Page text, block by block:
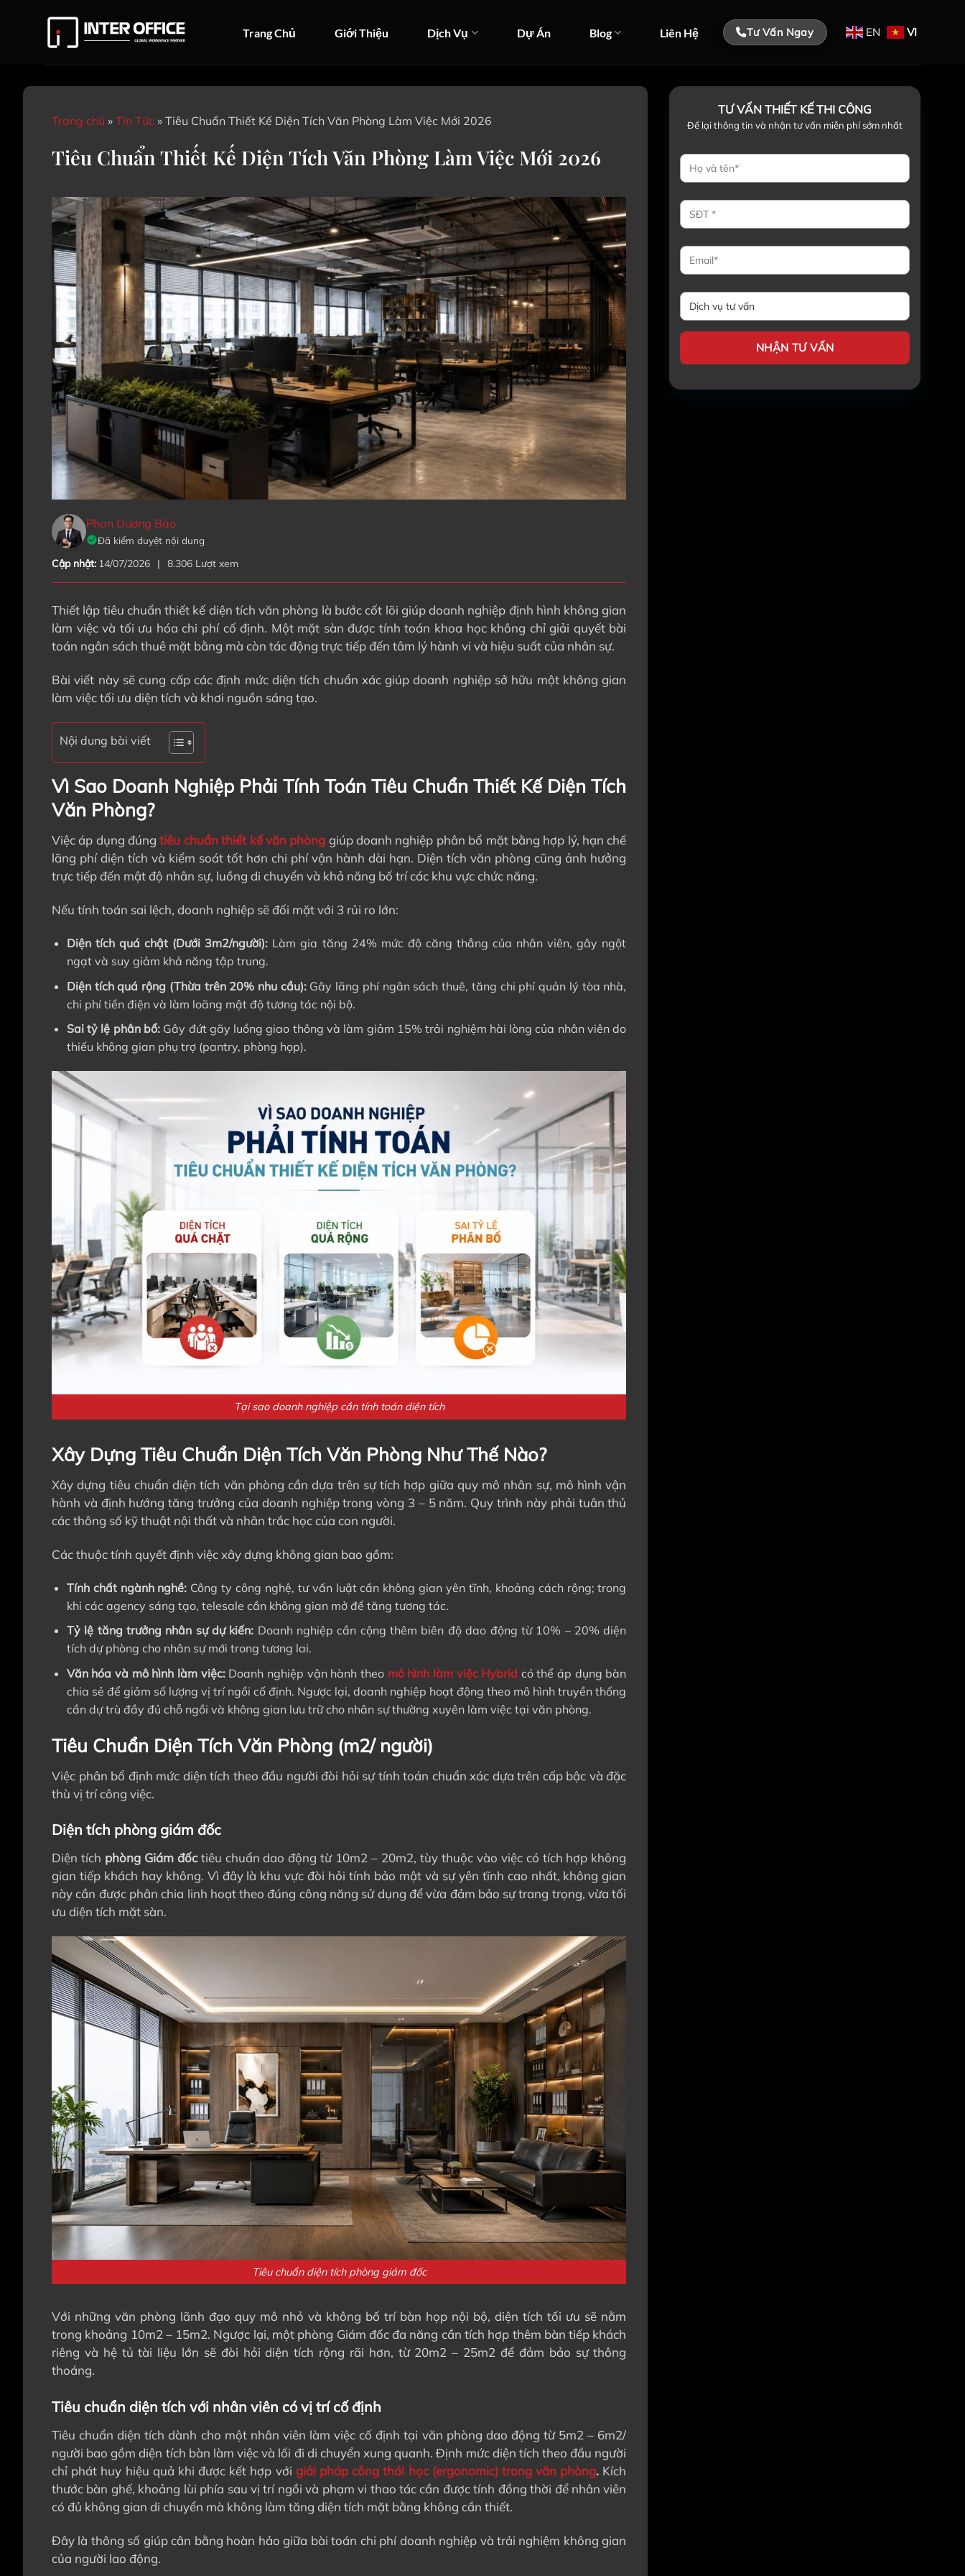
Trang Chủ Giới Thiệu Dịch Vụ Dự Án Blog Liên Hệ Tư Vấn Ngay EN VI
Trang chủ » Tin Tức » Tiêu Chuẩn Thiết Kế Diện Tích Văn Phòng Làm Việc Mới 2026
Tiêu Chuẩn Thiết Kế Diện Tích Văn Phòng Làm Việc Mới 2026
Phan Dương Bảo
Đã kiểm duyệt nội dung
Cập nhật: 14/07/2026 | 8.306 Lượt xem
Thiết lập tiêu chuẩn thiết kế diện tích văn phòng là bước cốt lõi giúp doanh nghiệp định hình không gian
làm việc và tối ưu hóa chi phí cố định. Một mặt sàn được tính toán khoa học không chỉ giải quyết bài
toán ngân sách thuê mặt bằng mà còn tác động trực tiếp đến tâm lý hành vi và hiệu suất của nhân sự.
Bài viết này sẽ cung cấp các định mức diện tích chuẩn xác giúp doanh nghiệp sở hữu một không gian
làm việc tối ưu diện tích và khơi nguồn sáng tạo.
Nội dung bài viết
Vì Sao Doanh Nghiệp Phải Tính Toán Tiêu Chuẩn Thiết Kế Diện Tích
Văn Phòng?
Việc áp dụng đúng tiêu chuẩn thiết kế văn phòng giúp doanh nghiệp phân bổ mặt bằng hợp lý, hạn chế
lãng phí diện tích và kiểm soát tốt hơn chi phí vận hành dài hạn. Diện tích văn phòng cũng ảnh hưởng
trực tiếp đến mật độ nhân sự, luồng di chuyển và khả năng bố trí các khu vực chức năng.
Nếu tính toán sai lệch, doanh nghiệp sẽ đối mặt với 3 rủi ro lớn:
Diện tích quá chật (Dưới 3m2/người): Làm gia tăng 24% mức độ căng thẳng của nhân viên, gây ngột
ngạt và suy giảm khả năng tập trung.
Diện tích quá rộng (Thừa trên 20% nhu cầu):Gây lãng phí ngân sách thuê, tăng chi phí quản lý tòa nhà,
chi phí tiền điện và làm loãng mật độ tương tác nội bộ.
Sai tỷ lệ phân bổ: Gây đứt gãy luồng giao thông và làm giảm 15% trải nghiệm hài lòng của nhân viên do
thiếu không gian phụ trợ (pantry, phòng họp).
Tại sao doanh nghiệp cần tính toán diện tích
Xây Dựng Tiêu Chuẩn Diện Tích Văn Phòng Như Thế Nào?
Xây dựng tiêu chuẩn diện tích văn phòng cần dựa trên sự tích hợp giữa quy mô nhân sự, mô hình vận
hành và định hướng tăng trưởng của doanh nghiệp trong vòng 3 – 5 năm. Quy trình này phải tuân thủ
các thông số kỹ thuật nội thất và nhân trắc học của con người.
Các thuộc tính quyết định việc xây dựng không gian bao gồm:
Tính chất ngành nghề: Công ty công nghệ, tư vấn luật cần không gian yên tĩnh, khoảng cách rộng; trong
khi các agency sáng tạo, telesale cần không gian mở để tăng tương tác.
Tỷ lệ tăng trưởng nhân sự dự kiến: Doanh nghiệp cần cộng thêm biên độ dao động từ 10% – 20% diện
tích dự phòng cho nhân sự mới trong tương lai.
Văn hóa và mô hình làm việc: Doanh nghiệp vận hành theo mô hình làm việc Hybrid có thể áp dụng bàn
chia sẻ để giảm số lượng vị trí ngồi cố định. Ngược lại, doanh nghiệp hoạt động theo mô hình truyền thống
cần dự trù đầy đủ chỗ ngồi và không gian lưu trữ cho nhân sự thường xuyên làm việc tại văn phòng.
Tiêu Chuẩn Diện Tích Văn Phòng (m2/ người)
Việc phân bổ định mức diện tích theo đầu người đòi hỏi sự tính toán chuẩn xác dựa trên cấp bậc và đặc
thù vị trí công việc.
Diện tích phòng giám đốc
Diện tích phòng Giám đốctiêu chuẩn dao động từ 10m2 – 20m2, tùy thuộc vào việc có tích hợp không
gian tiếp khách hay không. Vì đây là khu vực đòi hỏi tính bảo mật và sự yên tĩnh cao nhất, không gian
này cần được phân chia linh hoạt theo đúng công năng sử dụng để vừa đảm bảo sự trang trọng, vừa tối
ưu diện tích mặt sàn.
Tiêu chuẩn diện tích phòng giám đốc
Với những văn phòng lãnh đạo quy mô nhỏ và không bố trí bàn họp nội bộ, diện tích tối ưu sẽ nằm
trong khoảng 10m2 – 15m2. Ngược lại, một phòng Giám đốc đa năng cần tích hợp thêm bàn tiếp khách
riêng và hệ tủ tài liệu lớn sẽ đòi hỏi diện tích rộng rãi hơn, từ 20m2 – 25m2 để đảm bảo sự thông
thoáng.
Tiêu chuẩn diện tích với nhân viên có vị trí cố định
Tiêu chuẩn diện tích dành cho một nhân viên làm việc cố định tại văn phòng dao động từ 5m2 – 6m2/
người bao gồm diện tích bàn làm việc và lối đi di chuyển xung quanh.Định mức diện tích theo đầu người
chỉ phát huy hiệu quả khi được kết hợp với giải pháp công thái học (ergonomic) trong văn phòng. Kích
thước bàn ghế, khoảng lùi phía sau vị trí ngồi và phạm vi thao tác cần được tính đồng thời để nhân viên
có đủ không gian di chuyển mà không làm tăng diện tích mặt bằng không cần thiết.
Đây là thông số giúp cân bằng hoàn hảo giữa bài toán chi phí doanh nghiệp và trải nghiệm không gian
của người lao động.
TƯ VẤN THIẾT KẾ THI CÔNG
Để lại thông tin và nhận tư vấn miễn phí sớm nhất